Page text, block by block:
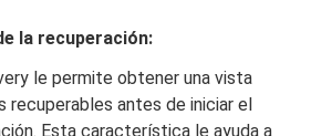
la recuperación:
le permite obtener una vista
recuperables antes de iniciar el
Esta característica le ayuda a